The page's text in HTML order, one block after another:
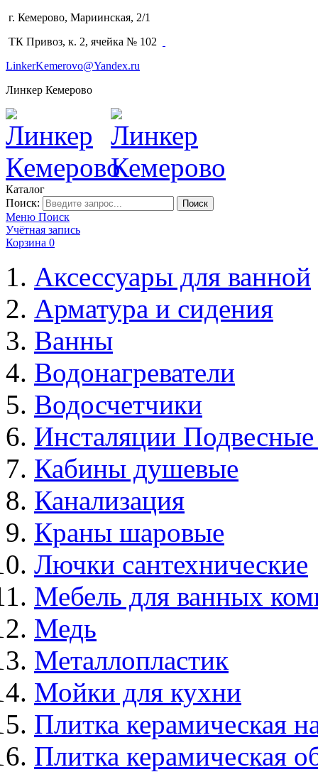
г. Кемерово, Мариинская, 2/1
ТК Привоз, к. 2, ячейка № 102
LinkerKemerovo@Yandex.ru
Линкер Кемерово
Каталог
Поиск:
Поиск
Меню Поиск
Учётная запись
Корзина 0
Аксессуары для ванной
Арматура и сидения
Ванны
Водонагреватели
Водосчетчики
Инсталяции
Кабины душевые
Канализация
Краны шаровые
Лючки сантехнические
Мебель для ванных
Медь
Металлопластик
Мойки для кухни
Плитка керамическая
Плитка керамическая